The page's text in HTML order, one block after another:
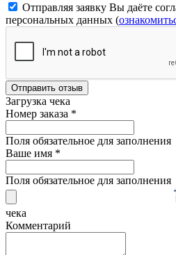
Отправляя заявку Вы даёте
персональных данных (
Отправить отзыв
Загрузка чека
Номер заказа *
Поля обязательное для заполнения
Ваше имя *
Поля обязательное для заполнения
чека
Комментарий